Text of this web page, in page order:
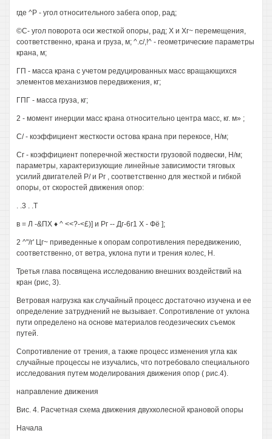
где ^Р - угол относительного забега опор, рад;
©С- угол поворота оси жесткой опоры, рад; X и Хг~ перемещения,
соответственно, крана и груза, м; ^.с/,!^ - геометрические параметры
крана, м;
ГП - масса крана с учетом редуцированных масс вращающихся
элементов механизмов передвижения, кг;
ГПГ - масса груза, кг;
2 - момент инерции масс крана относительно центра масс, кг. м» ;
С/ - коэффициент жесткости остова крана при перекосе, Н/м;
Сг - коэффициент поперечной жесткости грузовой подвески, Н/м;
параметры, характеризующие линейные зависимости тяговых
усилий двигателей Р/ и Рг , соответственно для жесткой и гибкой
опоры, от скоростей движения опор:
. .3 . .Т
в = Л -&ПХ ♦ ^ <<?-<£)] и Рг -- Дг-6г1 X - Фё ];
2 ^"/г' Цг~ приведенные к опорам сопротивления передвижению,
соответственно, от ветра, уклона пути и трения колес, Н.
Третья глава посвящена исследованию внешних воздействий на
кран (рис, 3).
Ветровая нагрузка как случайный процесс достаточно изучена и ее
определение затруднений не вызывает. Сопротивление от уклона
пути определено на основе материалов геодезических съемок
путей.
Сопротивление от трения, а также процесс изменения угла как
случайные процессы не изучались, что потребовало специального
исследования путем моделирования движения опор ( рис.4).
направление движения
Вис. 4. Расчетная схема движения двухколесной крановой опоры
Начала